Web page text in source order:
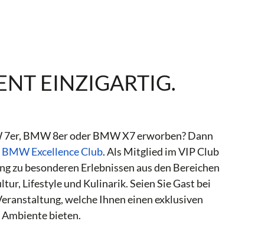
EINZIGARTIG.
7er, BMW 8er oder BMW X7 erworben? Dann
BMW Excellence Club. Als Mitglied im VIP Club
zu besonderen Erlebnissen aus den Bereichen
Lifestyle und Kulinarik. Seien Sie Gast bei
welche Ihnen einen exklusiven
Ambiente bieten.